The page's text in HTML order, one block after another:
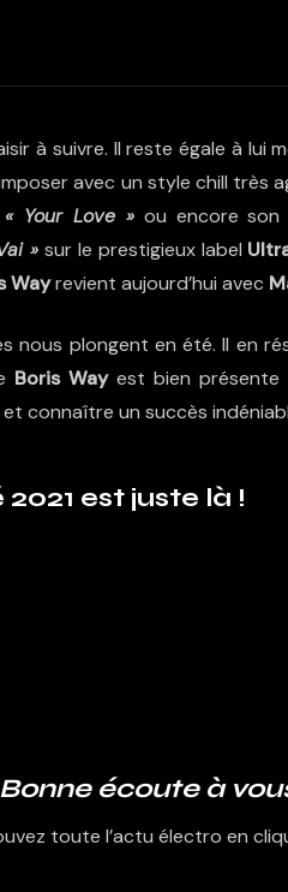
à suivre. Il reste égale à lui
avec un style chill
« Your Love »ou encore son
» sur le prestigieux label
Wayrevient aujourd’hui avec
nous plongent en été. Il en
Boris Wayest bien présente
connaître un succès
est juste là !
Bonne écoute à
toute l’actu électro en